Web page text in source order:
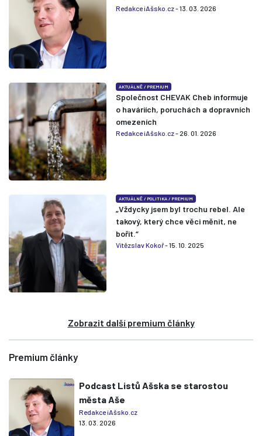
Redakce iAšsko.cz- 13. 03. 2026
AKTUÁLNĚ /PREMIUM
Společnost CHEVAK Cheb informuje
o haváriích, poruchách a dopravních
omezeních
Redakce iAšsko.cz- 26. 01. 2026
AKTUÁLNĚ /POLITIKA /PREMIUM
„Vždycky jsem byl trochu rebel. Ale
takový, který chce věci měnit, ne
bořit.“
Vítězslav Kokoř- 15. 10. 2025
Zobrazit další premium články
Premium články
Podcast Listů Ašska se starostou
města Aše
Redakce iAšsko.cz
13. 03. 2026